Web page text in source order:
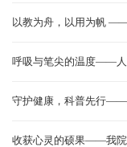
以教为舟，以用为帆
呼吸与笔尖的温度——人
收获心灵的硕果——我院